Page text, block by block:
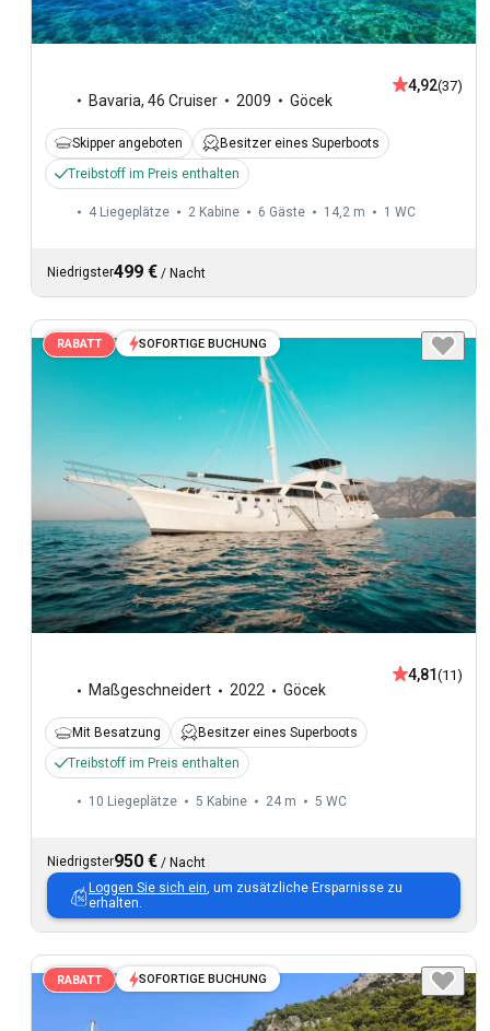
Bavaria, 46 Cruiser 2009 Göcek
4,92(37)
Skipper angeboten
Besitzer eines Superboots
Treibstoff im Preis enthalten
4 Liegeplätze 2 Kabine 6 Gäste 14,2 m 1 WC
Niedrigster499 € / Nacht
RABATT SOFORTIGE BUCHUNG
Maßgeschneidert 2022 Göcek
4,81 (11)
Mit Besatzung
Besitzer eines Superboots
Treibstoff im Preis enthalten
10 Liegeplätze 5 Kabine 24 m 5 WC
Niedrigster950 € / Nacht
Loggen Sie sich ein, um zusätzliche Ersparnisse zu
erhalten.
RABATT SOFORTIGE BUCHUNG